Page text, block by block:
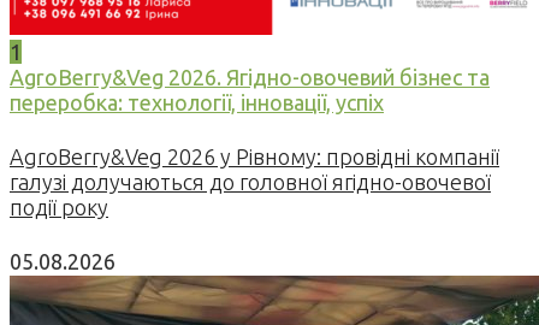
1
AgroBerry&Veg 2026. Ягідно-овочевий бізнес та
переробка: технології, інновації, успіх
AgroBerry&Veg 2026 у Рівному: провідні компанії
галузі долучаються до головної ягідно-овочевої
події року
05.08.2026